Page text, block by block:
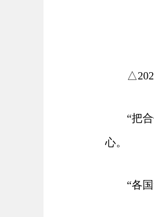
△2025
“把合作
心。
“各国无